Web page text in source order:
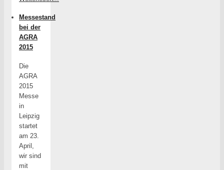
Messestand
bei der
AGRA
2015
Die
AGRA
2015
Messe
in
Leipzig
startet
am 23.
April,
wir sind
mit